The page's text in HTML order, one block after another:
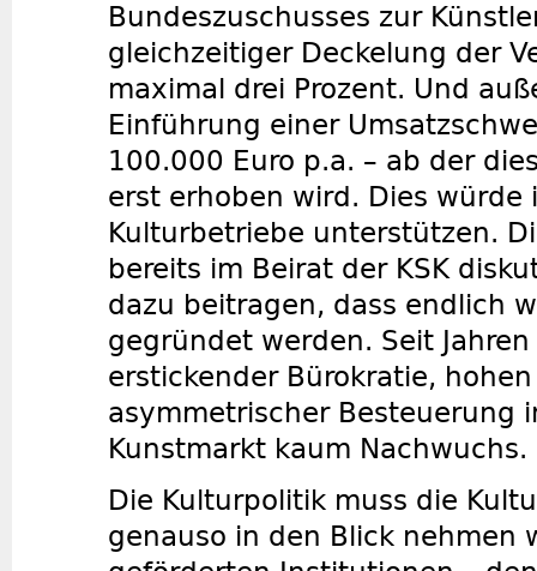
Bundeszuschusses zur
gleichzeitiger Deckelung der
maximal drei Prozent. Und
Einführung einer
100.000 Euro p.a. – ab der
erst erhoben wird. Dies würde
Kulturbetriebe unterstützen.
bereits im Beirat der KSK
dazu beitragen, dass endlich
gegründet werden. Seit
erstickender Bürokratie,
asymmetrischer Besteuerung
Kunstmarkt kaum Nachwuchs.
Die Kulturpolitik muss die
genauso in den Blick nehmen